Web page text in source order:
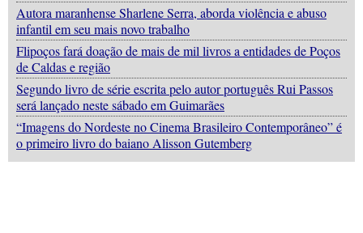
Autora maranhense Sharlene Serra, aborda violência e abuso
infantil em seu mais novo trabalho
Flipoços fará doação de mais de mil livros a entidades de Poços
de Caldas e região
Segundo livro de série escrita pelo autor português Rui Passos
será lançado neste sábado em Guimarães
“Imagens do Nordeste no Cinema Brasileiro Contemporâneo” é
o primeiro livro do baiano Alisson Gutemberg